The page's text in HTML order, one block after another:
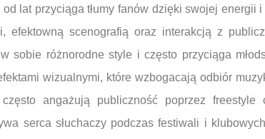
lat przyciąga tłumy fanów dzięki swojej
efektowną scenografią oraz interakcją z
sobie różnorodne style i często przyciąga
wizualnymi, które wzbogacają odbiór
angażują publiczność poprzez freestyle
serca słuchaczy podczas festiwali i